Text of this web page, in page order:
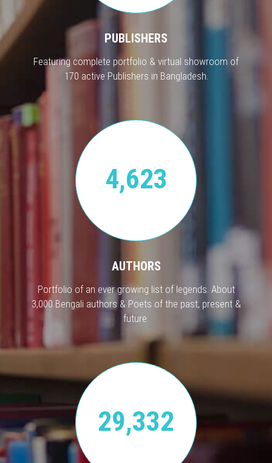
PUBLISHERS
Featuring complete portfolio & virtual showroom of
170 active Publishers in Bangladesh.
4,623
AUTHORS
Portfolio of an ever growing list of legends. About
3,000 Bengali authors & Poets of the past, present &
future.
29,332